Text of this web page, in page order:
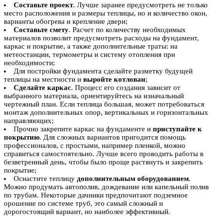
Составьте проект. Лучше заранее предусмотреть не только
место расположения и размеры теплицы, но и количество окон,
варианты обогрева и крепление двери;
Составьте смету. Расчет по количеству необходимых
материалов позволит предусмотреть расходы на фундамент,
каркас и покрытие, а также дополнительные траты: на
метеостанции, термометры и систему отопления при
необходимости;
Для постройки фундамента сделайте разметку будущей
теплицы на местности и выройте котлован;
Сделайте каркас. Процесс его создания зависит от
выбранного материала, ориентируйтесь на изначальный
чертежный план. Если теплица большая, может потребоваться
монтаж дополнительных опор, вертикальных и горизонтальных
направляющих;
Прочно закрепите каркас на фундаменте и приступайте к
покрытию. Для сложных вариантов пригодится помощь
профессионалов, с простыми, например пленкой, можно
справиться самостоятельно. Лучше всего проводить работы в
безветренный день, чтобы было проще растянуть и закрепить
покрытие;
Оснастите теплицу дополнительным оборудованием.
Можно продумать автополив, дождевание или капельный полив
по трубам. Некоторые дачники предпочитают подземное
орошение по системе труб, это самый сложный и
дорогостоящий вариант, но наиболее эффективный.